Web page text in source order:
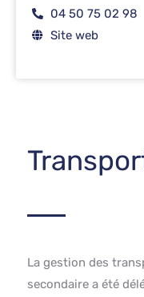
04 50 75 02 98
Site web
La gestion des
secondaire a été